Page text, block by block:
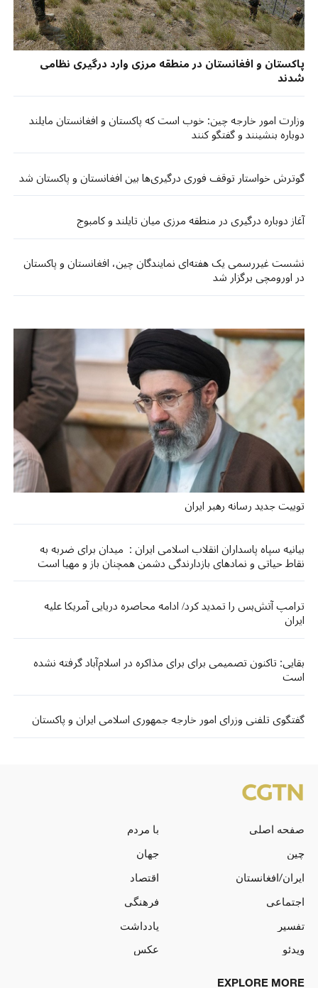
پاکستان و افغانستان در منطقه مرزی وارد درگیری نظامی
شدند
وزارت امور خارجه چین: خوب است که پاکستان و افغانستان مایلند
دوباره بنشینند و گفتگو کنند
گوترش خواستار توقف فوری درگیری‌‌ها بین افغانستان و پاکستان شد
آغاز دوباره درگیری در منطقه مرزی میان تایلند و کامبوج
نشست غیررسمی یک هفته‌ای نمایندگان چین، افغانستان و پاکستان
در اورومچی برگزار شد
توییت جدید رسانه رهبر ایران
بیانیه سپاه پاسداران انقلاب اسلامی ایران : میدان برای ضربه به
نقاط حیاتی و نمادهای بازدارندگی دشمن همچنان باز و مهیا است
ترامپ آتش‌بس را تمدید کرد/ ادامه محاصره دریایی آمریکا علیه
ایران
بقایی: تاکنون تصمیمی برای برای مذاکره در اسلام‌آباد گرفته نشده
است
گفتگوی تلفنی وزرای امور خارجه جمهوری اسلامی ایران و پاکستان
صفحه اصلی
با مردم
چین
جهان
ایران/افغانستان
اقتصاد
اجتماعی
فرهنگی
تفسیر
یادداشت
ویدئو
عکس
EXPLORE MORE